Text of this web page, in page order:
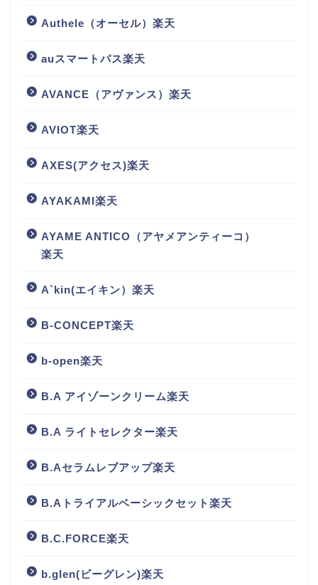
Authele（オーセル）楽天
auスマートパス楽天
AVANCE（アヴァンス）楽天
AVIOT楽天
AXES(アクセス)楽天
AYAKAMI楽天
AYAME ANTICO（アヤメアンティーコ）
楽天
A`kin(エイキン）楽天
B-CONCEPT楽天
b-open楽天
B.A アイゾーンクリーム楽天
B.A ライトセレクター楽天
B.Aセラムレブアップ楽天
B.Aトライアルベーシックセット楽天
B.C.FORCE楽天
b.glen(ビーグレン)楽天